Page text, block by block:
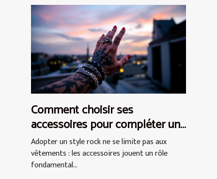
Comment choisir ses
accessoires pour compléter un
style rock ?
Adopter un style rock ne se limite pas aux
vêtements : les accessoires jouent un rôle
fondamental...